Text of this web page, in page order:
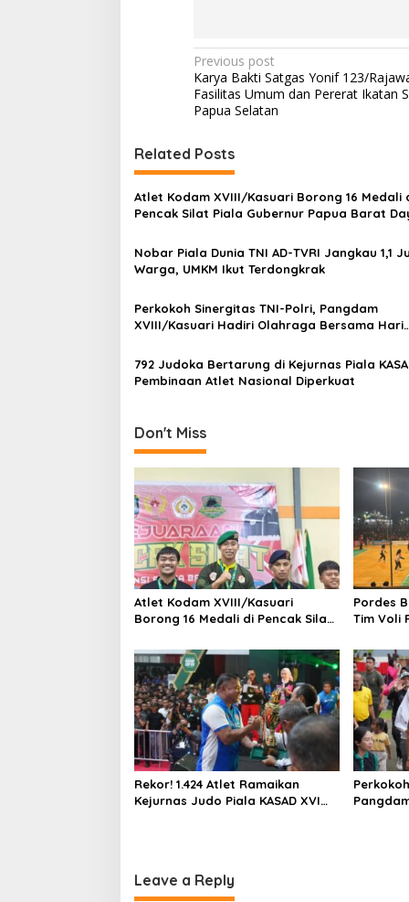
P
o
s
t
n
a
v
i
g
t
o
Previous post
Karya Bakti Satgas Yonif 123/
Fasilitas Umum dan Pererat Ikatan
Papua Selatan
Related Posts
Atlet Kodam XVIII/Kasuari Borong 16 Medali
Pencak Silat Piala Gubernur Papua Barat
Nobar Piala Dunia TNI AD-TVRI Jangkau 1,1
Warga, UMKM Ikut Terdongkrak
Perkokoh Sinergitas TNI-Polri, Pangdam
XVIII/Kasuari Hadiri Olahraga Bersama Hari
792 Judoka Bertarung di Kejurnas Piala
Pembinaan Atlet Nasional Diperkuat
Don't Miss
Atlet Kodam XVIII/Kasuari
Borong 16 Medali di Pencak Silat
Daya
Pordes
Tim Voli
Rekor! 1.424 Atlet Ramaikan
Kejurnas Judo Piala KASAD XVI
Leave a Reply